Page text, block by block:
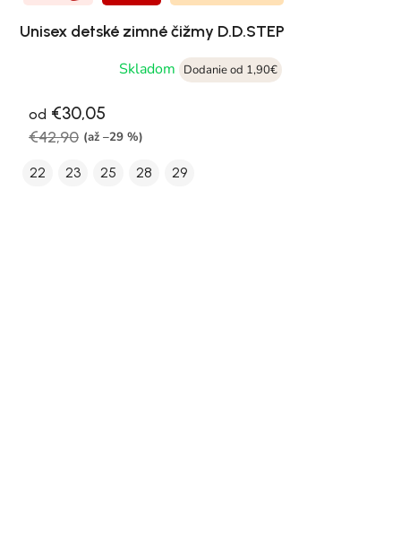
Unisex detské zimné čižmy D.D.STEP
Skladom
Dodanie od 1,90€
od €30,05
€42,90 (až –29 %)
22 23 25 28 29